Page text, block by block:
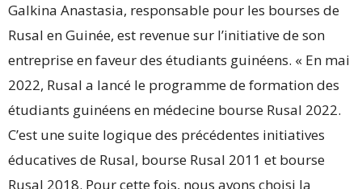
Galkina Anastasia, responsable pour les bourses de
Rusal en Guinée, est revenue sur l’initiative de son
entreprise en faveur des étudiants guinéens. « En mai
2022, Rusal a lancé le programme de formation des
étudiants guinéens en médecine bourse Rusal 2022.
C’est une suite logique des précédentes initiatives
éducatives de Rusal, bourse Rusal 2011 et bourse
Rusal 2018. Pour cette fois, nous avons choisi la